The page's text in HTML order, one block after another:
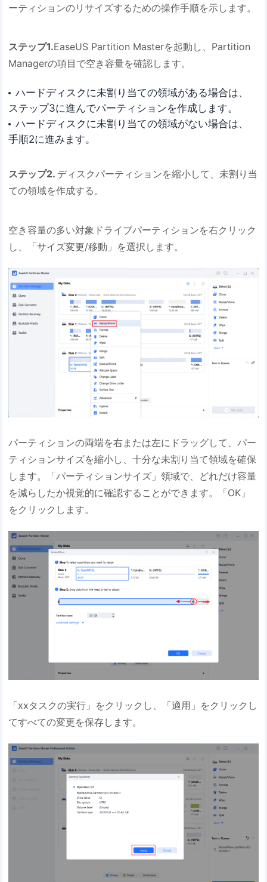
ーティションのリサイズするための操作手順を示します。
ステップ1.EaseUS Partition Masterを起動し、Partition
Managerの項目で空き容量を確認します。
ハードディスクに未割り当ての領域がある場合は、
ステップ3に進んでパーティションを作成します。
ハードディスクに未割り当ての領域がない場合は、
手順2に進みます。
ステップ2. ディスクパーティションを縮小して、未割り当
ての領域を作成する。
空き容量の多い対象ドライブパーティションを右クリック
し、「サイズ変更/移動」を選択します。
パーティションの両端を右または左にドラッグして、パー
ティションサイズを縮小し、十分な未割り当て領域を確保
します。「パーティションサイズ」領域で、どれだけ容量
を減らしたか視覚的に確認することができます。「OK」
をクリックします。
「xxタスクの実行」をクリックし、「適用」をクリックし
てすべての変更を保存します。